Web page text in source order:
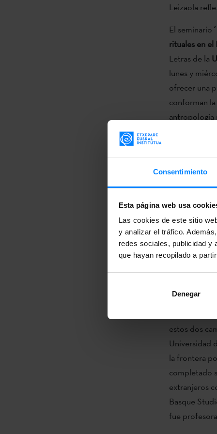
Consentimiento
Esta página web usa
Las cookies de este sitio
y analizar el tráfico.
redes sociales, publicidad y
que hayan recopilado a
Denegar
Leizaola
El seminario
rituales en el
Letras de la
lunes y
ofrecer una
conforman
antropología
Por otra
Universidad
El 5 de
Vascos de
la Plata y
Aitzpea
estos dos
Universidad
la frontera
completado
extranjeros
Basque
fue